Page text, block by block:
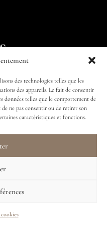
des technologies telles que les
des appareils. Le fait de consentir
données telles que le comportement de
ne pas consentir ou de retirer son
caractéristiques et fonctions.
Find my package